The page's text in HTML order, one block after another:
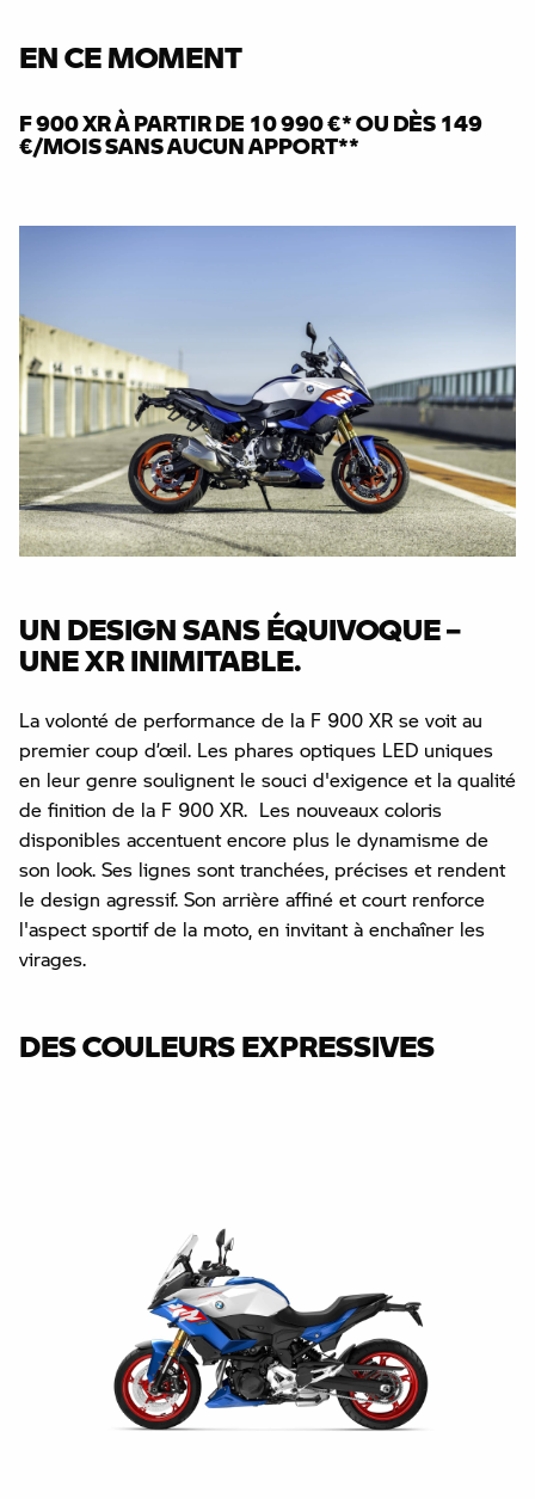
EN CE MOMENT
F 900 XRÀ PARTIR DE 10 990 €* OU DÈS 149
€/MOIS SANS AUCUN APPORT**
UN DESIGN SANS ÉQUIVOQUE –
UNE XR INIMITABLE.
La volonté de performance de la F 900 XR se voit au
premier coup d’œil. Les phares optiques LED uniques
en leur genre soulignent le souci d'exigence et la qualité
de finition de la F 900 XR. Les nouveaux coloris
disponibles accentuent encore plus le dynamisme de
son look. Ses lignes sont tranchées, précises et rendent
le design agressif. Son arrière affiné et court renforce
l'aspect sportif de la moto, en invitant à enchaîner les
virages.
DES COULEURS EXPRESSIVES